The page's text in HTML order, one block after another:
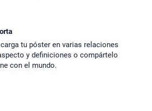
tu póster en varias relaciones
y definiciones o compártelo
con el mundo.